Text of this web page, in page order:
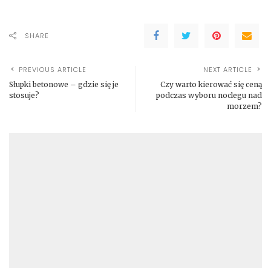
SHARE
PREVIOUS ARTICLE
Słupki betonowe – gdzie się je
stosuje?
NEXT ARTICLE
Czy warto kierować się ceną
podczas wyboru noclegu nad
morzem?